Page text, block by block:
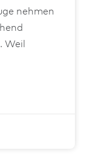
nehmen
Weil